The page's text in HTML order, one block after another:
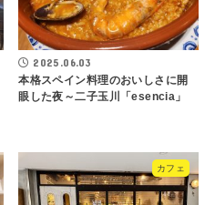
2025.06.03
本格スペイン料理のおいしさに開
眼した夜～二子玉川「esencia」
カフェ